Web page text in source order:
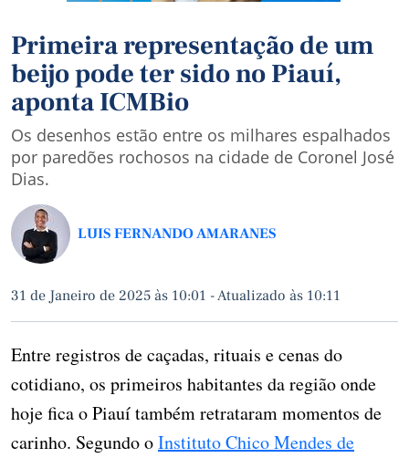
Primeira representação de um
beijo pode ter sido no Piauí,
aponta ICMBio
Os desenhos estão entre os milhares espalhados
por paredões rochosos na cidade de Coronel José
Dias.
LUIS FERNANDO AMARANES
31 de Janeiro de 2025 às 10:01 -Atualizado às 10:11
Entre registros de caçadas, rituais e cenas do
cotidiano, os primeiros habitantes da região onde
hoje fica o Piauí também retrataram momentos de
carinho. Segundo oInstituto Chico Mendes de